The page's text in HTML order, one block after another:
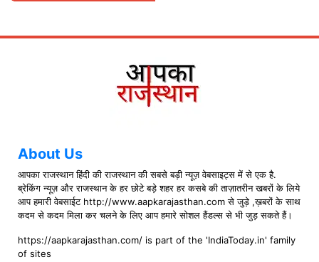
About Us
आपका राजस्थान हिंदी की राजस्थान की सबसे बड़ी न्यूज़ वेबसाइट्स में से एक है.
ब्रेकिंग न्यूज़ और राजस्थान के हर छोटे बड़े शहर हर कसबे की ताज़ातरीन खबरों के लिये
आप हमारी वेबसाईट http://www.aapkarajasthan.com से जुड़े ,ख़बरों के साथ
कदम से कदम मिला कर चलने के लिए आप हमारे सोशल हैंडल्स से भी जुड़ सकते हैं।
https://aapkarajasthan.com/ is part of the 'IndiaToday.in' family
of sites